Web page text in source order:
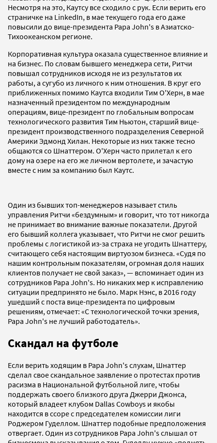
Несмотря на это, Каутсу все сходило с рук. Если верить его
страничке на LinkedIn, в мае текущего года его даже
повысили до вице-президента Papa John's в Азиатско-
Тихоокеанском регионе.
Корпоративная культура оказала существенное влияние и
на бизнес. По словам бывшего менеджера сети, Ритчи
повышал сотрудников исходя не из результатов их
работы, а сугубо из личного к ним отношения. В круг его
приближенных помимо Каутса входили Тим О'Херн, в мае
назначенный президентом по международным
операциям, вице-президент по глобальным вопросам
технологического развития Тим Ньютон, старший вице-
президент производственного подразделения Северной
Америки Эдмонд Хилан. Некоторые из них также тесно
общаются со Шнаттером. О'Херн часто прилетал к его
дому на озере на его же личном вертолете, и зачастую
вместе с ним за компанию был Каутс.
Один из бывших топ-менеджеров называет стиль
управления Ритчи «бездумным» и говорит, что тот никогда
не принимает во внимание важные показатели. Другой
его бывший коллега указывает, что Ритчи не смог решить
проблемы с логистикой из-за страха не угодить Шнаттеру,
считающего себя настоящим виртуозом бизнеса. «Судя по
нашим контрольным показателям, огромная доля наших
клиентов получает не свой заказ», — вспоминает один из
сотрудников Papa John's. Но никаких мер к исправлению
ситуации предпринято не было. Марк Нэнс, в 2016 году
ушедший с поста вице-президента по цифровым
решениям, отмечает: «С технологической точки зрения,
Papa John's не лучший работодатель».
Скандал на футболе
Если верить ходящим в Papa John's слухам, Шнаттер
сделал свое скандальное заявление о протестах против
расизма в Национальной футбольной лиге, чтобы
поддержать своего близкого друга Джерри Джонса,
который владеет клубом Dallas Cowboys и якобы
находится в ссоре с председателем комиссии лиги
Роджером Гуделлом. Шнаттер подобные предположения
отвергает. Один из сотрудников Papa John's слышал от